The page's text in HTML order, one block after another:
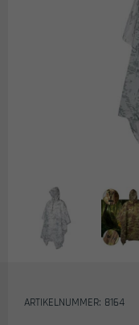
ARTIKELNUMMER: 8164